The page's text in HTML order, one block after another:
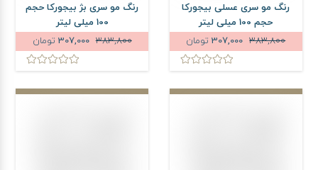
رنگ مو سری عسلی بیجورکا
حجم 100 میلی لیتر
383,800
تومان
رنگ مو سری بژ بیجورکا حجم
100 میلی لیتر
383,800
307,000 تومان